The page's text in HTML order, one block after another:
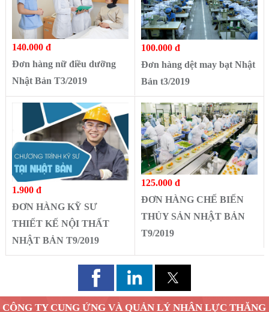
140.000 đ
Đơn hàng nữ điều dưỡng
Nhật Bản T3/2019
100.000 đ
Đơn hàng dệt may bạt Nhật
Bản t3/2019
1.900 đ
ĐƠN HÀNG KỸ SƯ
THIẾT KẾ NỘI THẤT
NHẬT BẢN T9/2019
125.000 đ
ĐƠN HÀNG CHẾ BIẾN
THỦY SẢN NHẬT BẢN
T9/2019
CÔNG TY CUNG ỨNG VÀ QUẢN LÝ NHÂN LỰC THĂNG